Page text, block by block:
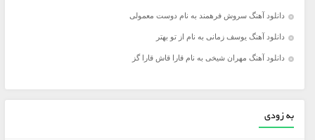
دانلود آهنگ سروش فرهمند به نام دوست معمولی
دانلود آهنگ یوسف زمانی به نام از تو بهتر
دانلود آهنگ مهران شیخی به نام قارا قاش قارا گز
به زودی